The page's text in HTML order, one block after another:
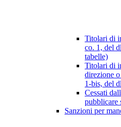
Titolari di
co. 1, del
tabelle)
Titolari di
direzione
1-bis, del
Cessati
pubblicare
Sanzioni per